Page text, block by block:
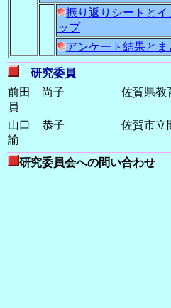
振り返りシートとイ
ップ
アンケート結果とま
研究委員
前田 尚子 佐賀県教育
員
山口 恭子 佐賀市立開
諭
研究委員会への問い合わせ